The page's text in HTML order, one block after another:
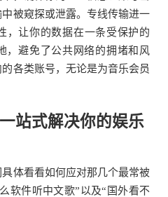
被窥探或泄露。专线传输进一
，让你的数据在一条受保护的
，避免了公共网络的拥堵和风
各类账号，无论是为音乐会员
站式解决你的娱乐
体看看如何应对那几个最常被
软件听中文歌”以及“国外看不